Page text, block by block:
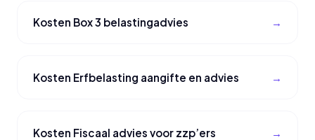
Kosten Box 3 belastingadvies
Kosten Erfbelasting aangifte en advies
Kosten Fiscaal advies voor zzp’ers